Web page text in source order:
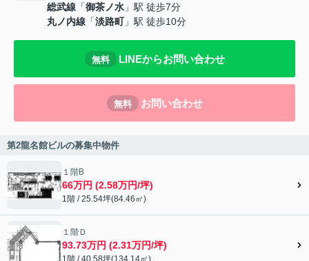
総武線 「御茶ノ水 」駅 徒歩7分
丸ノ内線 「淡路町」駅 徒歩10分
無料 LINEからお問い合わせ
無料 お問い合わせ
第2龍名館ビルの募集中物件
１階B
66万円 (2.58万円/坪)
1階 / 25.54坪(84.46㎡)
１階Ｄ
93.73万円 (2.31万円/坪)
1階 / 40.58坪(134.14㎡)